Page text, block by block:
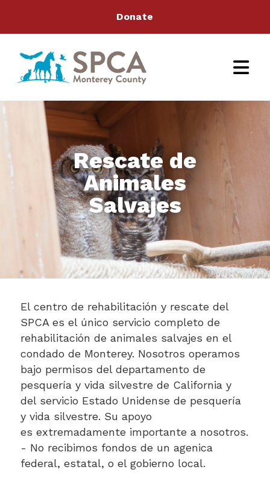
Donate
Rescate de
Animales
Salvajes
El centro de rehabilitación y rescate del
SPCA es el único servicio completo de
rehabilitación de animales salvajes en el
condado de Monterey. Nosotros operamos
bajo permisos del departamento de
pesquería y vida silvestre de California y
del servicio Estado Unidense de pesquería
y vida silvestre. Su apoyo
es extremadamente importante a nosotros.
- No recibimos fondos de un agenica
federal, estatal, o el gobierno local.